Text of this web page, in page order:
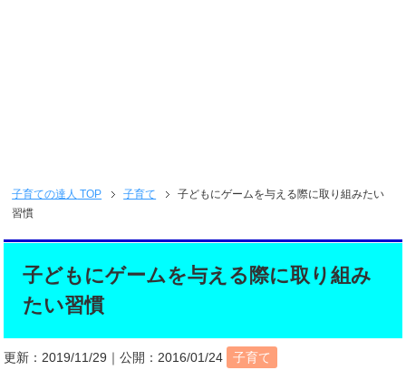
子育ての達人 TOP 子育て
子どもにゲームを与える際に取り組みたい
習慣
子どもにゲームを与える際に取り組み
たい習慣
更新：2019/11/29 ｜公開：2016/01/24 子育て